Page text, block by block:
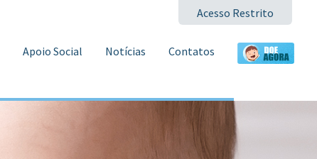
Apoio Social Notícias Contatos
Acesso Restrito